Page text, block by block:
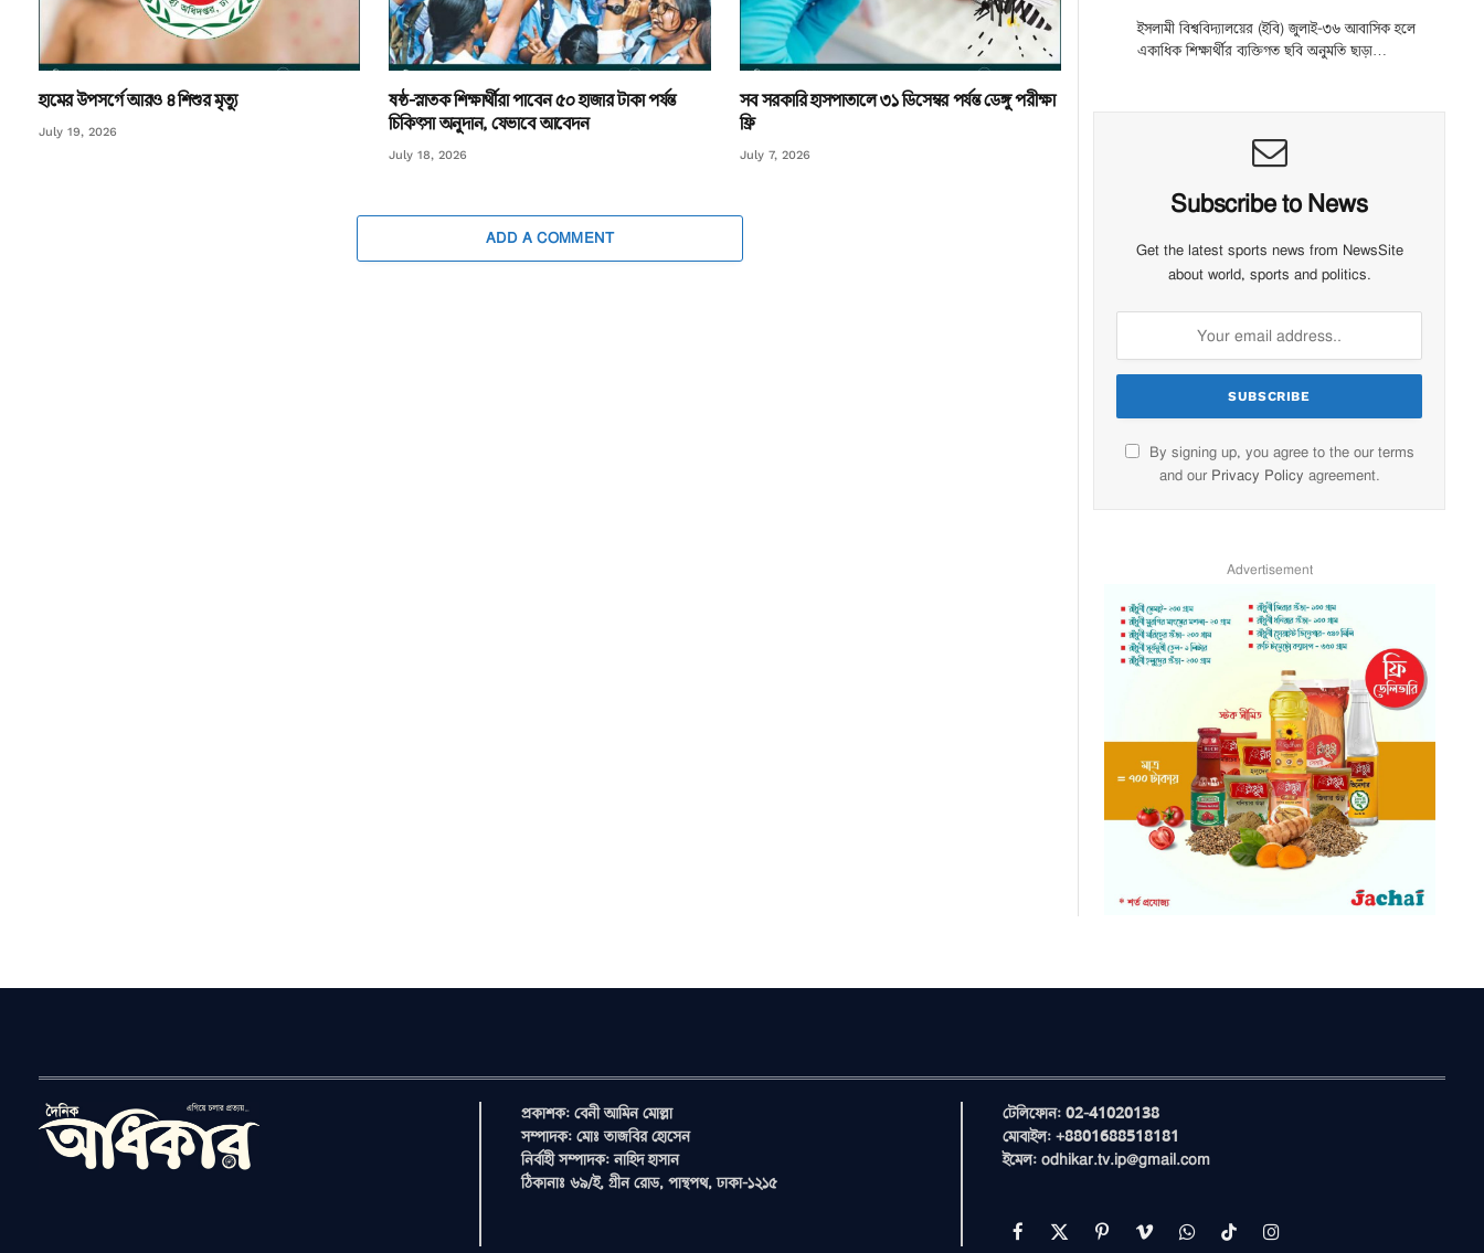
হামের উপসর্গে আরও ৪ শিশুর মৃত্যু
July 19, 2026
ষষ্ঠ-স্নাতক শিক্ষার্থীরা পাবেন ৫০ হাজার টাকা পর্যন্ত
চিকিৎসা অনুদান, যেভাবে আবেদন
July 18, 2026
সব সরকারি হাসপাতালে ৩১ ডিসেম্বর পর্যন্ত ডেঙ্গু পরীক্ষা
ফ্রি
July 7, 2026
ADD A COMMENT
ইসলামী বিশ্ববিদ্যালয়ের (ইবি) জুলাই-৩৬ আবাসিক হলে
একাধিক শিক্ষার্থীর ব্যক্তিগত ছবি অনুমতি ছাড়া…
Subscribe to News
Get the latest sports news from NewsSite
about world, sports and politics.
By signing up, you agree to the our terms
and our Privacy Policy agreement.
Advertisement
প্রকাশক: বেনী আমিন মোল্লা
সম্পাদক: মোঃ তাজবির হোসেন
নির্বাহী সম্পাদক: নাহিদ হাসান
ঠিকানাঃ ৬৯/ই, গ্রীন রোড, পান্থপথ, ঢাকা-১২১৫
টেলিফোন: 02-41020138
মোবাইল: +8801688518181
ইমেল: odhikar.tv.ip@gmail.com
Facebook
X PinterestVimeoWhatsAppTikTokInstagram